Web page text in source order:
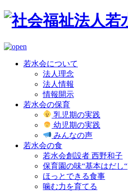
若水会について
法人理念
法人情報
情報開示
若水会の保育
乳児期の実践
幼児期の実践
みんなの声
若水会の食
若水会創設者 西野和子
保育園の味“基本はだし“
ほっとできる食事
噛む力を育てる